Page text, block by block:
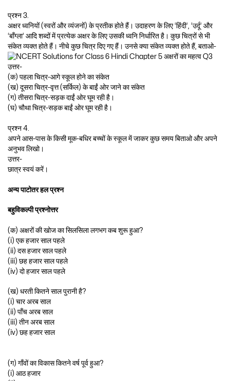
प्रश्न 3.
अक्षर ध्वनियों (स्वरों और व्यंजनों) के प्रतीक होते हैं। उदाहरण के लिए ‘हिंदी’, ‘उर्दू’ और
‘बाँग्ला’ आदि शब्दों में प्रत्येक अक्षर के लिए उसकी ध्वनि निर्धारित है। कुछ चित्रों से भी
संकेत व्यक्त होते हैं। नीचे कुछ चित्र दिए गए हैं। उनसे क्या संकेत व्यक्त होते हैं, बताओ-
उत्तर-
(क) पहला चित्र-आगे स्कूल होने का संकेत
(ख) दूसरा चित्र-वृत्त (सर्किल) के बाईं ओर जाने का संकेत
(ग) तीसरा चित्र-सड़क दाईं ओर घूम रही है।
(घ) चौथा चित्र-सड़क बाईं ओर घूम रही है।
प्रश्न 4.
अपने आस-पास के किसी मूक-बधिर बच्चों के स्कूल में जाकर कुछ समय बिताओ और अपने
अनुभव लिखो।
उत्तर-
छात्र स्वयं करें।
अन्य पाटोतर हल प्रश्न
बहुविकल्पी प्रश्नोत्तर
(क) अक्षरों की खोज का सिलसिला लगभग कब शुरू हुआ?
(i) एक हजार साल पहले
(ii) दस हजार साल पहले
(iii) छह हजार साल पहले
(iv) दो हजार साल पहले
(ख) धरती कितने साल पुरानी है?
(i) चार अरब साल
(ii) पाँच अरब साल
(iii) तीन अरब साल
(iv) छह हजार साल
(ग) गाँवों का विकास कितने वर्ष पूर्व हुआ?
(i) आठ हजार